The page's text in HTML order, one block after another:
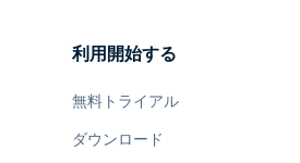
利用開始する
無料トライアル
ダウンロード